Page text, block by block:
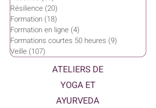
Résilience (20)
Formation (18)
Formation en ligne (4)
Formations courtes 50 heures (9)
Veille (107)
ATELIERS DE
YOGA ET
AYURVEDA